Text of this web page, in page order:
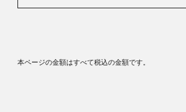
本ページの金額はすべて税込の金額です。